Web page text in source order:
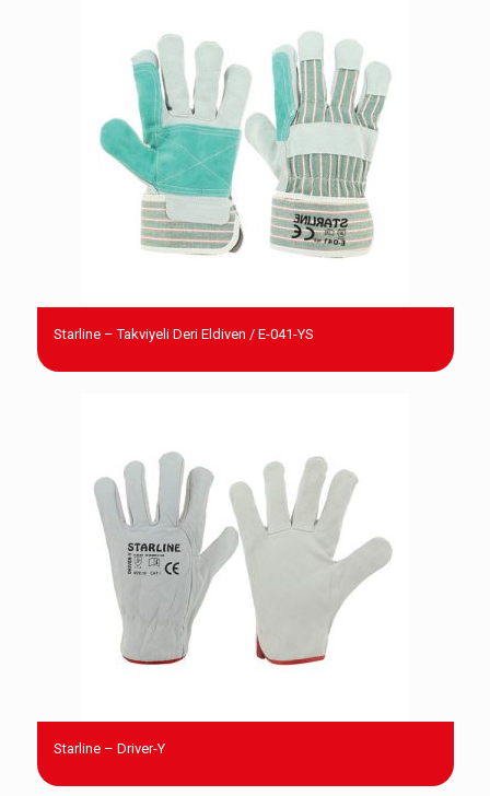
Starline – Takviyeli Deri Eldiven / E-041-YS
Starline – Driver-Y